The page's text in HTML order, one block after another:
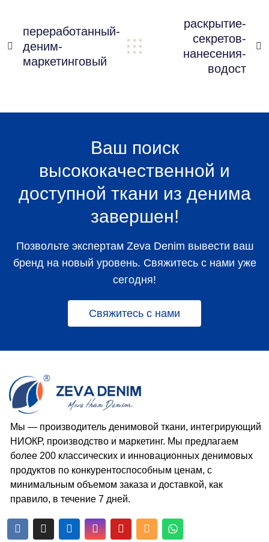

переработанный-
деним-
маркетинговый
раскрытие-
секретов-
нанесения-
водост

Ваш поиск
высококачественной и
доступной ткани из денима
завершен!
Позвольте экспертам Zeva Denim вывести ваш
бренд на новый уровень. Свяжитесь с нами уже
сегодня!
Свяжитесь с нами
Мы — производитель денимовой ткани, интегрирующий
НИОКР, производство и маркетинг. Мы предлагаем
более 200 классических и инновационных денимовых
продуктов по конкурентоспособным ценам, с
минимальным объемом заказа и доставкой, как
правило, в течение 7 дней.
     